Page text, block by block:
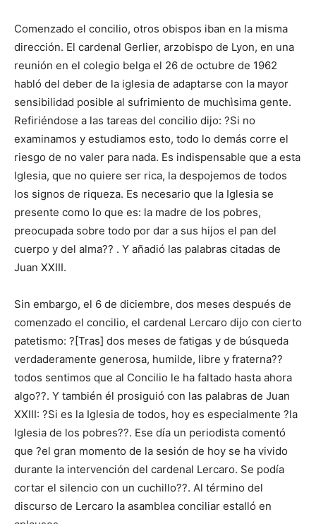
Comenzado el concilio, otros obispos iban en la misma
dirección. El cardenal Gerlier, arzobispo de Lyon, en una
reunión en el colegio belga el 26 de octubre de 1962
habló del deber de la iglesia de adaptarse con la mayor
sensibilidad posible al sufrimiento de muchìsima gente.
Refiriéndose a las tareas del concilio dijo: ?Si no
examinamos y estudiamos esto, todo lo demás corre el
riesgo de no valer para nada. Es indispensable que a esta
Iglesia, que no quiere ser rica, la despojemos de todos
los signos de riqueza. Es necesario que la Iglesia se
presente como lo que es: la madre de los pobres,
preocupada sobre todo por dar a sus hijos el pan del
cuerpo y del alma?? . Y añadió las palabras citadas de
Juan XXIII.
Sin embargo, el 6 de diciembre, dos meses después de
comenzado el concilio, el cardenal Lercaro dijo con cierto
patetismo: ?[Tras] dos meses de fatigas y de búsqueda
verdaderamente generosa, humilde, libre y fraterna??
todos sentimos que al Concilio le ha faltado hasta ahora
algo??. Y también él prosiguió con las palabras de Juan
XXIII: ?Si es la Iglesia de todos, hoy es especialmente ?la
Iglesia de los pobres??. Ese día un periodista comentó
que ?el gran momento de la sesión de hoy se ha vivido
durante la intervención del cardenal Lercaro. Se podía
cortar el silencio con un cuchillo??. Al término del
discurso de Lercaro la asamblea conciliar estalló en